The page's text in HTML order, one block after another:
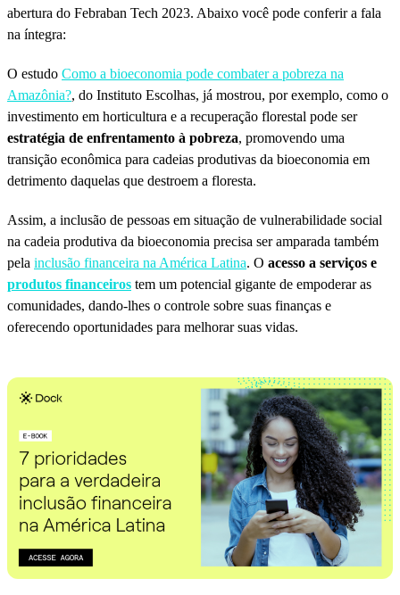
abertura do Febraban Tech 2023. Abaixo você pode conferir a fala
na íntegra:
O estudo Como a bioeconomia pode combater a pobreza na
Amazônia?, do Instituto Escolhas, já mostrou, por exemplo, como o
investimento em horticultura e a recuperação florestal pode ser
estratégia de enfrentamento à pobreza, promovendo uma
transição econômica para cadeias produtivas da bioeconomia em
detrimento daquelas que destroem a floresta.
Assim, a inclusão de pessoas em situação de vulnerabilidade social
na cadeia produtiva da bioeconomia precisa ser amparada também
pela inclusão financeira na América Latina. O acesso a serviços e
produtos financeiros tem um potencial gigante de empoderar as
comunidades, dando-lhes o controle sobre suas finanças e
oferecendo oportunidades para melhorar suas vidas.